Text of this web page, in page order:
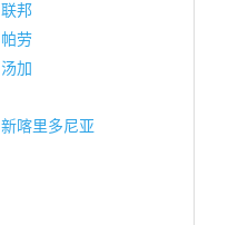
联邦
帕劳
汤加
新喀里多尼亚